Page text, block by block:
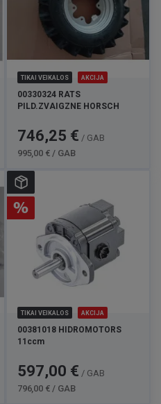
TIKAI VEIKALOS AKCIJA
00330324 RATS
PILD.ZVAIGZNE HORSCH
Cena
746,25 € / GAB
995,00 € / GAB
TIKAI VEIKALOS AKCIJA
00381018 HIDROMOTORS
11ccm
Cena
597,00 € / GAB
796,00 € / GAB